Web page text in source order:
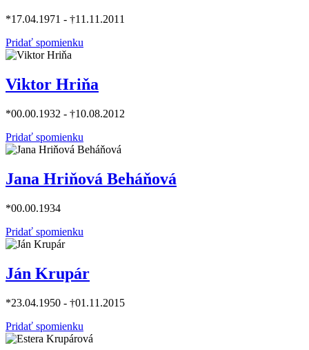
*17.04.1971 - †11.11.2011
Pridať spomienku
Viktor Hriňa
*00.00.1932 - †10.08.2012
Pridať spomienku
Jana Hriňová Beháňová
*00.00.1934
Pridať spomienku
Ján Krupár
*23.04.1950 - †01.11.2015
Pridať spomienku